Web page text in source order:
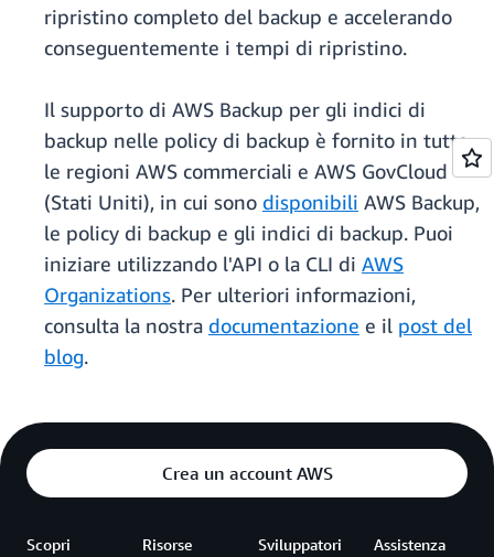
ripristino completo del backup e accelerando
conseguentemente i tempi di ripristino.
Il supporto di AWS Backup per gli indici di
backup nelle policy di backup è fornito in tutte
le regioni AWS commerciali e AWS GovCloud
(Stati Uniti), in cui sono disponibili AWS Backup,
le policy di backup e gli indici di backup. Puoi
iniziare utilizzando l'API o la CLI di AWS
Organizations. Per ulteriori informazioni,
consulta la nostra documentazione e il post del
blog.
Crea un account AWS
Scopri Risorse Sviluppatori Assistenza